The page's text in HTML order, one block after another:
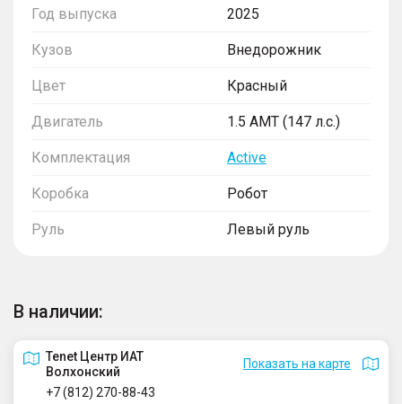
Год выпуска 2025
Кузов Внедорожник
Цвет Красный
Двигатель 1.5 AMT (147 л.с.)
Комплектация Active
Коробка Робот
Руль Левый руль
В наличии:
Tenet Центр ИАТ
Волхонский
Показать на карте
+7 (812) 270-88-43